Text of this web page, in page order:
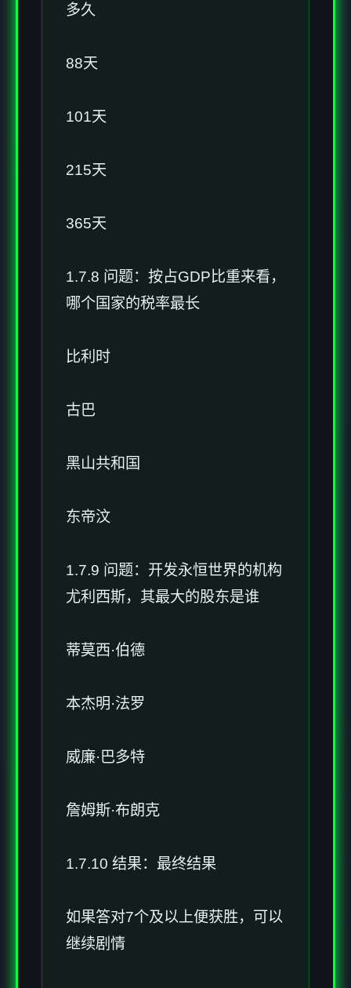
多久
88天
101天
215天
365天
1.7.8 问题：按占GDP比重来看，
哪个国家的税率最长
比利时
古巴
黑山共和国
东帝汶
1.7.9 问题：开发永恒世界的机构
尤利西斯，其最大的股东是谁
蒂莫西·伯德
本杰明·法罗
威廉·巴多特
詹姆斯·布朗克
1.7.10 结果：最终结果
如果答对7个及以上便获胜，可以
继续剧情